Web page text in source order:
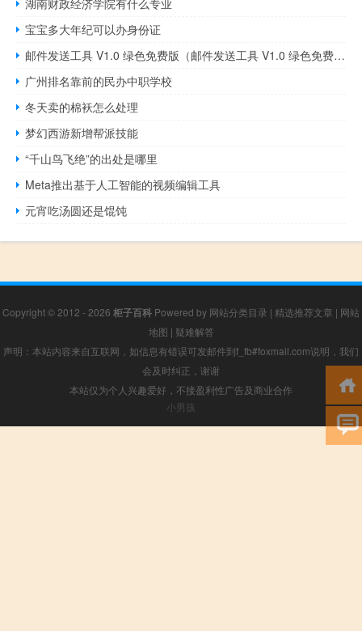
宝宝多大年纪可以办身份证
邮件发送工具 V1.0 绿色免费版（邮件发送工具 V1.0 绿色免费版功能简介）
广州排名靠前的民办中职学校
冬天卖的棉袄怎么处理
梦幻西游新增帮派技能
“千山鸟飞绝”的出处是哪里
Meta推出基于人工智能的视频编辑工具
元宵吃汤圆还是馄饨
Copyright © 2012 - 2026 柜子百科 Powered by 网站分类目录 | 精选推荐文章 | 网站
地图 | 疑难解答
声明：本站内容来自互联网，如信息有错误可发邮件到f_fb#foxmail.com说明，我们
会及时纠正，谢谢
本站仅为个人兴趣爱好，不接盈利性广告及商业合作
小男孩